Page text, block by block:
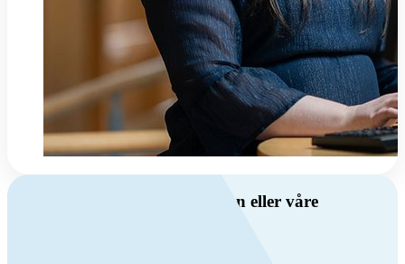
Har du spørsmål om ventilasjon eller våre